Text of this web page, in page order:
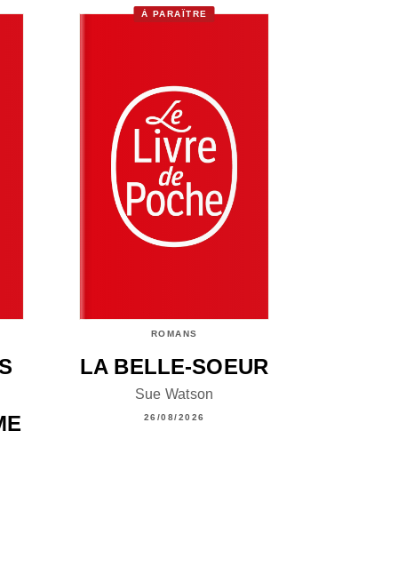
À PARAÎTRE
ROMANS
LA BELLE-SOEUR
Sue Watson
26/08/2026